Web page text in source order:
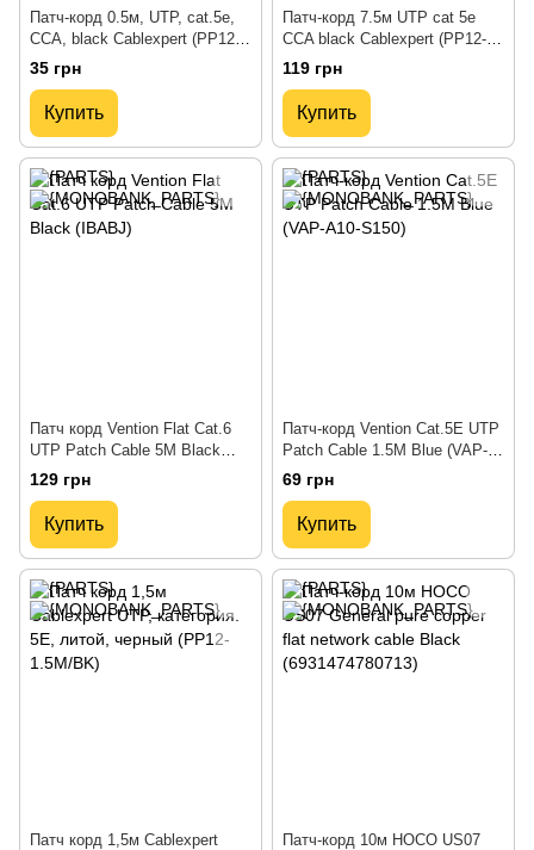
Патч-корд 0.5м, UTP, cat.5e,
CCA, black Cablexpert (PP12-
0.5M/BK)
35 грн
Купить
Патч-корд 7.5м UTP cat 5e
CCA black Cablexpert (PP12-
7.5M/BK)
119 грн
Купить
Патч корд Vention Flat Cat.6
UTP Patch Cable 5M Black
(IBABJ)
129 грн
Купить
Патч-корд Vention Cat.5E UTP
Patch Cable 1.5M Blue (VAP-
A10-S150)
69 грн
Купить
Патч корд 1,5м Cablexpert
Патч-корд 10м HOCO US07